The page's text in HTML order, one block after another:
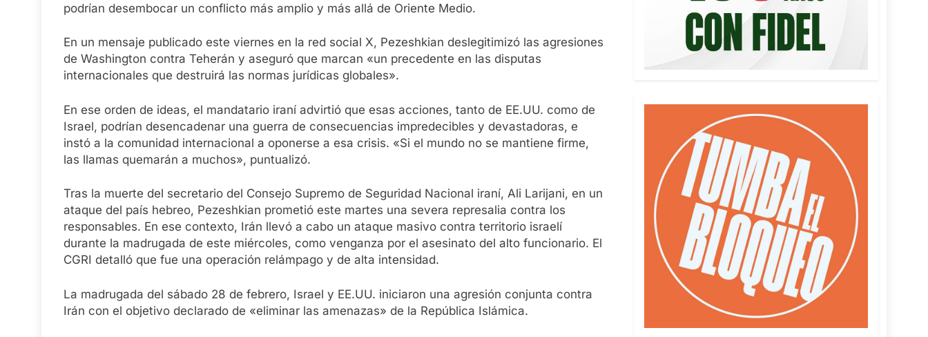
podrían desembocar un conflicto más amplio y más allá de Oriente Medio.
En un mensaje publicado este viernes en la red social X, Pezeshkian deslegitimizó las agresiones
de Washington contra Teherán y aseguró que marcan «un precedente en las disputas
internacionales que destruirá las normas jurídicas globales».
En ese orden de ideas, el mandatario iraní advirtió que esas acciones, tanto de EE.UU. como de
Israel, podrían desencadenar una guerra de consecuencias impredecibles y devastadoras, e
instó a la comunidad internacional a oponerse a esa crisis. «Si el mundo no se mantiene firme,
las llamas quemarán a muchos», puntualizó.
Tras la muerte del secretario del Consejo Supremo de Seguridad Nacional iraní, Ali Larijani, en un
ataque del país hebreo, Pezeshkian prometió este martes una severa represalia contra los
responsables. En ese contexto, Irán llevó a cabo un ataque masivo contra territorio israelí
durante la madrugada de este miércoles, como venganza por el asesinato del alto funcionario. El
CGRI detalló que fue una operación relámpago y de alta intensidad.
La madrugada del sábado 28 de febrero, Israel y EE.UU. iniciaron una agresión conjunta contra
Irán con el objetivo declarado de «eliminar las amenazas» de la República Islámica.